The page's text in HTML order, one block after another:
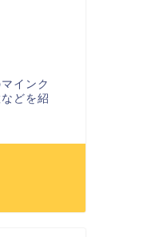
インク
どを紹